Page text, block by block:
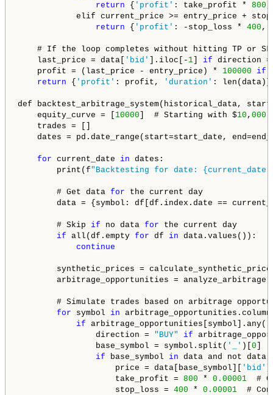
return { 'profit' : take_profit * 800
elif current_price >= entry_price +
return { 'profit' : -stop_loss * 400 ,
# If the loop completes without hitting TP or
last_price = data[
'bid' ].iloc[- 1 if direction
profit = (last_price - entry_price) * 100000 if
return { 'profit' : profit, 'duration' : len(data)}
def backtest_arbitrage_system(historical_data,
equity_curve = [ 10000 ]  # Starting with $10 , 000
trades = []
dates = pd.date_range(start=start_date,
for current_date in dates:
print(f"Backtesting for date:
# Get data for the current day
data = {symbol: df[df.index.date ==
# Skip if no data for the current day
if all(df.empty for df in data.values()):
continue
synthetic_prices =
arbitrage_opportunities =
# Simulate trades based on arbitrage
for symbol in
if
direction = "BUY" if
base_symbol = symbol.split( '_' )[ 0
if base_symbol in data and not
price = data[base_symbol][
'bid'
take_profit = 800 * 0.00001 #
stop_loss = 400 * 0.00001 #